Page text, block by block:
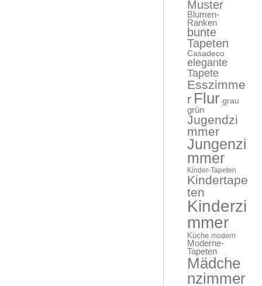
Muster
Blumen-
Ranken
bunte
Tapeten
Casadeco
elegante
Tapete
Esszimme
r Flur grau
grün
Jugendzi
mmer
Jungenzi
mmer
Kinder-Tapeten
Kindertape
ten
Kinderzi
mmer
Küche modern
Moderne-
Tapeten
Mädche
nzimmer